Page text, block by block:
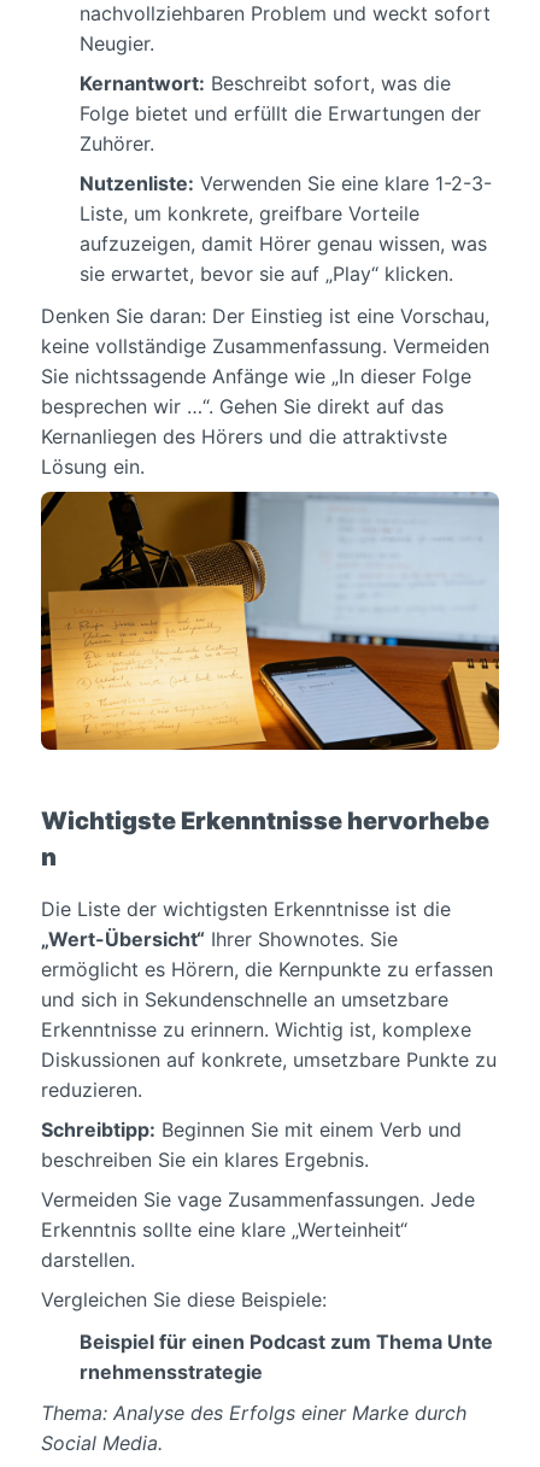
nachvollziehbaren Problem und weckt sofort
Neugier.
Kernantwort: Beschreibt sofort, was die
Folge bietet und erfüllt die Erwartungen der
Zuhörer.
Nutzenliste: Verwenden Sie eine klare 1-2-3-
Liste, um konkrete, greifbare Vorteile
aufzuzeigen, damit Hörer genau wissen, was
sie erwartet, bevor sie auf „Play“ klicken.
Denken Sie daran: Der Einstieg ist eine Vorschau,
keine vollständige Zusammenfassung. Vermeiden
Sie nichtssagende Anfänge wie „In dieser Folge
besprechen wir …“. Gehen Sie direkt auf das
Kernanliegen des Hörers und die attraktivste
Lösung ein.
Wichtigste Erkenntnisse hervorhebe
n
Die Liste der wichtigsten Erkenntnisse ist die
„Wert-Übersicht“ Ihrer Shownotes. Sie
ermöglicht es Hörern, die Kernpunkte zu erfassen
und sich in Sekundenschnelle an umsetzbare
Erkenntnisse zu erinnern. Wichtig ist, komplexe
Diskussionen auf konkrete, umsetzbare Punkte zu
reduzieren.
Schreibtipp: Beginnen Sie mit einem Verb und
beschreiben Sie ein klares Ergebnis.
Vermeiden Sie vage Zusammenfassungen. Jede
Erkenntnis sollte eine klare „Werteinheit“
darstellen.
Vergleichen Sie diese Beispiele:
Beispiel für einen Podcast zum Thema Unte
rnehmensstrategie
Thema: Analyse des Erfolgs einer Marke durch
Social Media.